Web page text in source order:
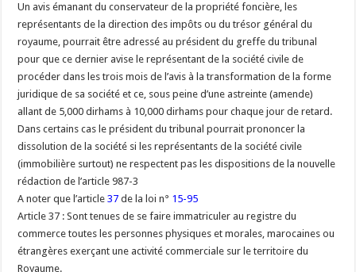
Un avis émanant du conservateur de la propriété foncière, les
représentants de la direction des impôts ou du trésor général du
royaume, pourrait être adressé au président du greffe du tribunal
pour que ce dernier avise le représentant de la société civile de
procéder dans les trois mois de l’avis à la transformation de la forme
juridique de sa société et ce, sous peine d’une astreinte (amende)
allant de 5,000 dirhams à 10,000 dirhams pour chaque jour de retard.
Dans certains cas le président du tribunal pourrait prononcer la
dissolution de la société si les représentants de la société civile
(immobilière surtout) ne respectent pas les dispositions de la nouvelle
rédaction de l’article 987-3
A noter que l’article 37 de la loi n° 15-95
Article 37 : Sont tenues de se faire immatriculer au registre du
commerce toutes les personnes physiques et morales, marocaines ou
étrangères exerçant une activité commerciale sur le territoire du
Royaume.